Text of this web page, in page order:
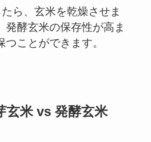
ら、玄米を乾燥させま
発酵玄米の保存性が高ま
つことができます。
玄米 vs 発酵玄米